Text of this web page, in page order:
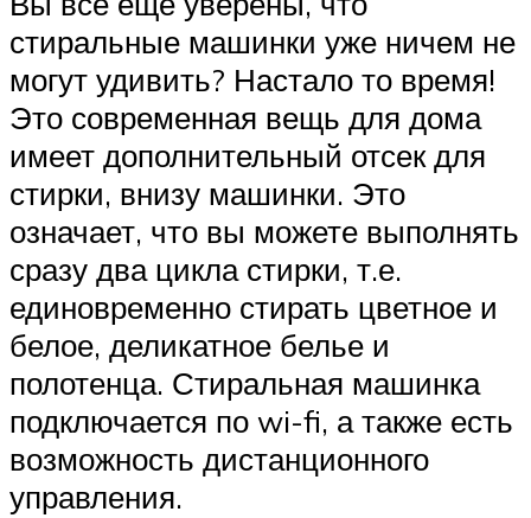
стиральные машинки уже ничем не
могут удивить? Настало то время!
Это современная вещь для дома
имеет дополнительный отсек для
стирки, внизу машинки. Это
означает, что вы можете выполнять
сразу два цикла стирки, т.е.
единовременно стирать цветное и
белое, деликатное белье и
полотенца. Стиральная машинка
подключается по wi-fi, а также есть
возможность дистанционного
управления.